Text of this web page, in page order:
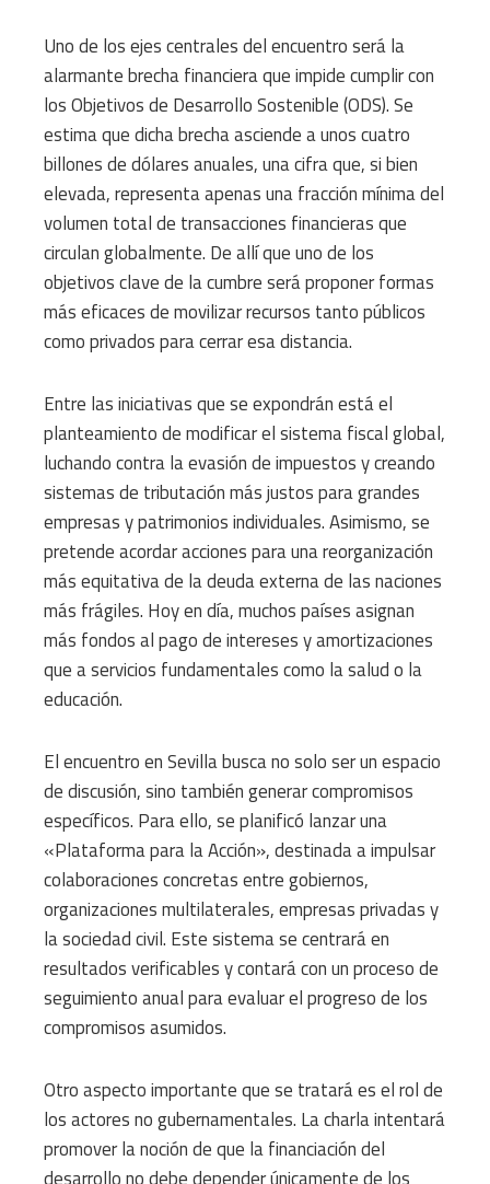
Uno de los ejes centrales del encuentro será la
alarmante brecha financiera que impide cumplir con
los Objetivos de Desarrollo Sostenible (ODS). Se
estima que dicha brecha asciende a unos cuatro
billones de dólares anuales, una cifra que, si bien
elevada, representa apenas una fracción mínima del
volumen total de transacciones financieras que
circulan globalmente. De allí que uno de los
objetivos clave de la cumbre será proponer formas
más eficaces de movilizar recursos tanto públicos
como privados para cerrar esa distancia.
Entre las iniciativas que se expondrán está el
planteamiento de modificar el sistema fiscal global,
luchando contra la evasión de impuestos y creando
sistemas de tributación más justos para grandes
empresas y patrimonios individuales. Asimismo, se
pretende acordar acciones para una reorganización
más equitativa de la deuda externa de las naciones
más frágiles. Hoy en día, muchos países asignan
más fondos al pago de intereses y amortizaciones
que a servicios fundamentales como la salud o la
educación.
El encuentro en Sevilla busca no solo ser un espacio
de discusión, sino también generar compromisos
específicos. Para ello, se planificó lanzar una
«Plataforma para la Acción», destinada a impulsar
colaboraciones concretas entre gobiernos,
organizaciones multilaterales, empresas privadas y
la sociedad civil. Este sistema se centrará en
resultados verificables y contará con un proceso de
seguimiento anual para evaluar el progreso de los
compromisos asumidos.
Otro aspecto importante que se tratará es el rol de
los actores no gubernamentales. La charla intentará
promover la noción de que la financiación del